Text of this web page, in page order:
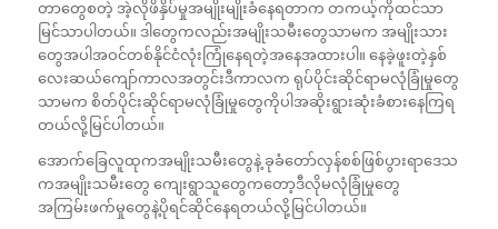
တာတွေစတဲ့ အဲ့လိုဖိနှိပ်မှုအမျိုးမျိုးခံနေရတာက တကယ့်ကိုထင်သာ
မြင်သာပါတယ်။ ဒါတွေကလည်းအမျိုးသမီးတွေသာမက အမျိုးသား
တွေအပါအဝင်တစ်နိုင်ငံလုံးကြုံနေရတဲ့အနေအထားပါ။ နေခဲ့ဖူးတဲ့နှစ်
လေးဆယ်ကျော်ကာလအတွင်းဒီကာလက ရုပ်ပိုင်းဆိုင်ရာမလုံခြုံမှုတွေ
သာမက စိတ်ပိုင်းဆိုင်ရာမလုံခြုံမှုတွေကိုပါအဆိုးရွားဆုံးခံစားနေကြရ
တယ်လို့မြင်ပါတယ်။
အောက်ခြေလူထုကအမျိုးသမီးတွေနဲ့ ခုခံတော်လှန်စစ်ဖြစ်ပွားရာဒေသ
ကအမျိုးသမီးတွေ ကျေးရွာသူတွေကတော့ဒီလိုမလုံခြုံမှုတွေ
အကြမ်းဖက်မှုတွေနဲ့ပိုရင်ဆိုင်နေရတယ်လို့မြင်ပါတယ်။